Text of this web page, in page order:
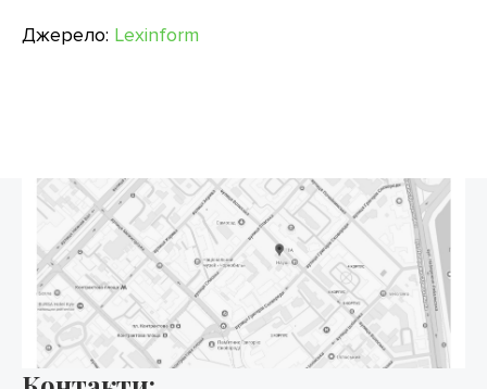
Джерело: Lexinform